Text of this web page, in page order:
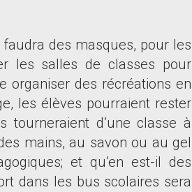
des masques, pour les
les salles de classes pour
organiser des récréations en
les élèves pourraient rester
tourneraient d’une classe à
mains, au savon ou au gel
et qu’en est-il des
dans les bus scolaires sera